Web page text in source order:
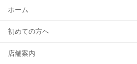
ホーム
初めての方へ
店舗案内